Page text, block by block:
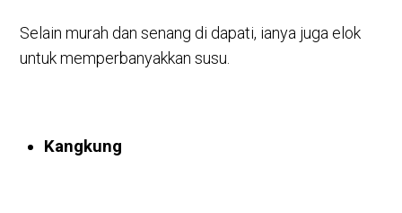
Selain murah dan senang di dapati, ianya juga elok
untuk memperbanyakkan susu.
Kangkung